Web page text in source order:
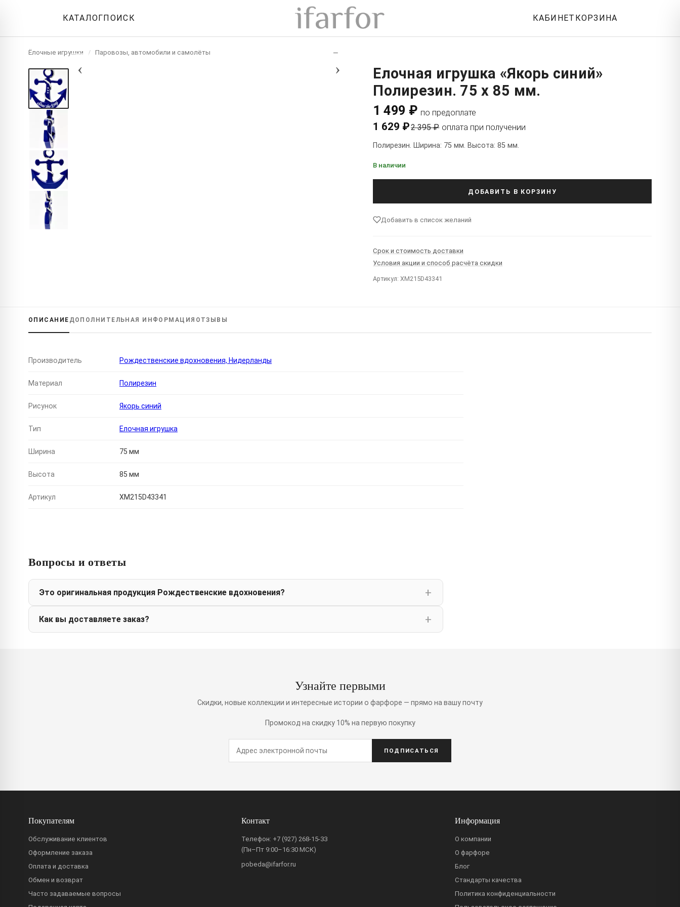
КАТАЛОГПОИСК КАБИНЕТ КОРЗИНА
Ёлочные игрушки / Паровозы, автомобили и самолёты
‹ ›
+
−
Елочная игрушка «Якорь синий»
Полирезин. 75 x 85 мм.
1 499 ₽ по предоплате
1 629 ₽2 395 ₽ оплата при получении
Полирезин. Ширина: 75 мм. Высота: 85 мм.
В наличии
ДОБАВИТЬ В КОРЗИНУ
Добавить в список желаний
Срок и стоимость доставки
Условия акции и способ расчёта скидки
Артикул: XM215D43341
ОПИСАНИЕ ДОПОЛНИТЕЛЬНАЯ ИНФОРМАЦИЯ ОТЗЫВЫ
Производитель Рождественские вдохновения, Нидерланды
Материал Полирезин
Рисунок Якорь синий
Тип Елочная игрушка
Ширина 75 мм
Высота 85 мм
Артикул XM215D43341
Вопросы и ответы
Это оригинальная продукция Рождественские вдохновения?
Как вы доставляете заказ?
Узнайте первыми
Скидки, новые коллекции и интересные истории о фарфоре — прямо на вашу почту
Промокод на скидку 10% на первую покупку
ПОДПИСАТЬСЯ
Покупателям
Обслуживание клиентов
Оформление заказа
Оплата и доставка
Обмен и возврат
Часто задаваемые вопросы
Контакт
Телефон: +7 (927) 268-15-33
(Пн–Пт 9:00–16:30 МСК)
pobeda@ifarfor.ru
Информация
О компании
О фарфоре
Блог
Стандарты качества
Политика конфиденциальности